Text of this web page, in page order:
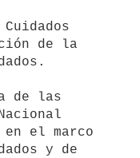
de la
de las
y de